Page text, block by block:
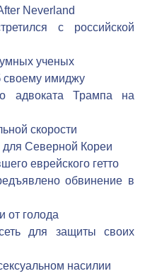
Neverland
с российской
ученых
своему имиджу
адвоката Трампа на
скорости
для Северной Кореи
еврейского гетто
обвинение в
от голода
для защиты своих
насилии